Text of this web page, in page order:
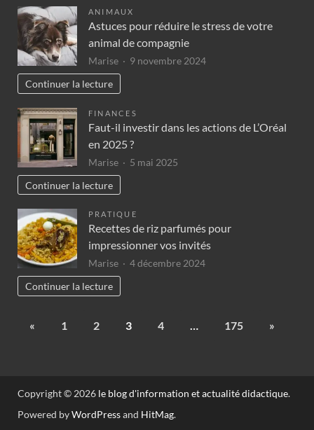
ANIMAUX
Astuces pour réduire le stress de votre
animal de compagnie
Marise
9 novembre 2024
Continuer la lecture
FINANCES
Faut-il investir dans les actions de L’Oréal
en 2025 ?
Marise
5 mai 2025
Continuer la lecture
PRATIQUE
Recettes de riz parfumés pour
impressionner vos invités
Marise
4 décembre 2024
Continuer la lecture
« 1 2 3 4 … 175 »
Copyright © 2026 le blog d'information et actualité didactique.
Powered byWordPressand HitMag.